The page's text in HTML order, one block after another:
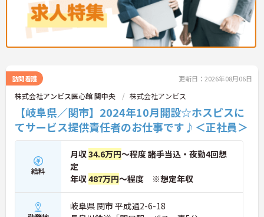
★おすすめPOINT★
＜個別ＯＪＴとチーム連携で着実に成長！＞
・入職後はお一人おひとりの習熟度に合わせた個別
のＯＪＴ研修を実施し、ｅラーニングを用いた学習
の対応や専門的な医療処置は看護師が担当するため
・介護スタッフと看護スタッフの比率が1対1で相談
しやすく、初任者研修や実務者研修からでも着実に
専門性を高められます
＜残業月7時間以下で身体の負担を軽減！＞
・常勤で働くスタッフの比率が90パーセント以上と
高く、急なシフト変更や無理な長時間勤務が発生し
にくい人員体制です
・訪問スケジュールに沿って施設内でのケアを行う
ため、月平均の残業時間は5時間から7時間程度とか
なり少なめに抑えられます
・夜勤明けの翌日は原則としてお休みとなるシフト
訪問看護 更新日：2026年08月06日
株式会社アンビス医心館 関中央 株式会社アンビス
【岐阜県／関市】2024年10月開設☆ホスピスに
てサービス提供責任者のお仕事です♪＜正社員＞
給料
月収34.6万円～程度 諸手当込・夜勤4回想
定
年収487万円～程度 ※想定年収
岐阜県 関市 平成通2-6-18